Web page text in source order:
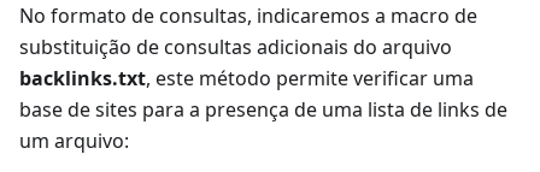
No formato de consultas, indicaremos a macro de
substituição de consultas adicionais do arquivo
backlinks.txt, este método permite verificar uma
base de sites para a presença de uma lista de links de
um arquivo: